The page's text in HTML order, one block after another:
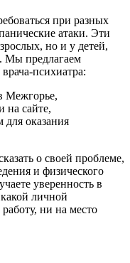
при разных
атаки. Эти
но и у детей,
Мы предлагаем
психиатра:
Межгорье,
на сайте,
для оказания
о своей проблеме,
и физического
уверенность в
личной
ни на место